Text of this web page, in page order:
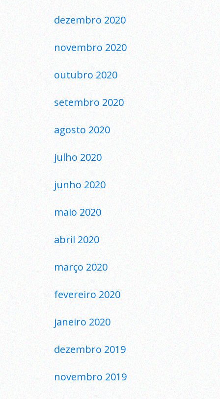
dezembro 2020
novembro 2020
outubro 2020
setembro 2020
agosto 2020
julho 2020
junho 2020
maio 2020
abril 2020
março 2020
fevereiro 2020
janeiro 2020
dezembro 2019
novembro 2019